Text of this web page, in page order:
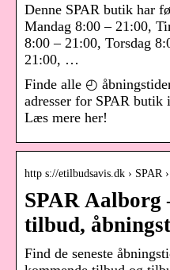
Denne SPAR butik har
Mandag 8:00 – 21:00,
8:00 – 21:00, Torsdag
21:00, …
Finde alle ◴
adresser for SPAR
Læs mere her!
http s://etilbudsavis.dk › SPAR
SPAR Aalborg
tilbud,
Find de seneste